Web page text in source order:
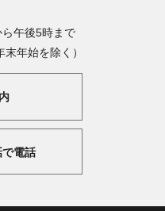
午後5時まで
年始を除く）
で電話